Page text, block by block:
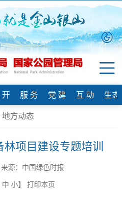
开 服 务 党 建 互 动
生
地方动态
项目建设专题培训
源：中国绿色时报
中 小】 打印本页